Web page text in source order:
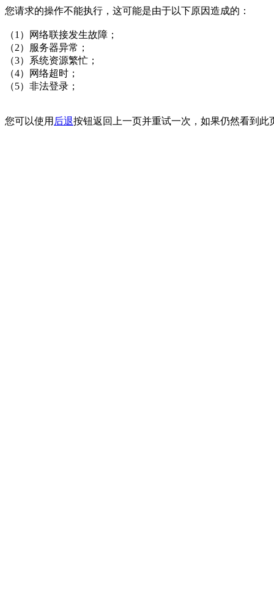
您请求的操作不能执行，这可能是由于以下原因造成的：
（1）网络联接发生故障；
（2）服务器异常；
（3）系统资源繁忙；
（4）网络超时；
（5）非法登录；
您可以使用 后退按钮返回上一页并重试一次，如果仍然看到此